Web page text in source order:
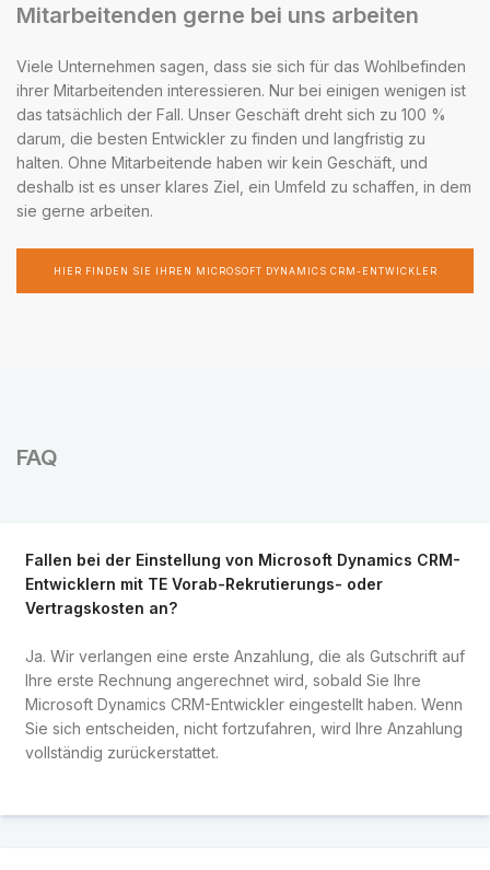
Mitarbeitenden gerne bei uns arbeiten
Viele Unternehmen sagen, dass sie sich für das Wohlbefinden
ihrer Mitarbeitenden interessieren. Nur bei einigen wenigen ist
das tatsächlich der Fall. Unser Geschäft dreht sich zu 100 %
darum, die besten Entwickler zu finden und langfristig zu
halten. Ohne Mitarbeitende haben wir kein Geschäft, und
deshalb ist es unser klares Ziel, ein Umfeld zu schaffen, in dem
sie gerne arbeiten.
HIER FINDEN SIE IHREN MICROSOFT DYNAMICS CRM-ENTWICKLER
FAQ
Fallen bei der Einstellung von Microsoft Dynamics CRM-
Entwicklern mit TE Vorab-Rekrutierungs- oder
Vertragskosten an?
Ja. Wir verlangen eine erste Anzahlung, die als Gutschrift auf
Ihre erste Rechnung angerechnet wird, sobald Sie Ihre
Microsoft Dynamics CRM-Entwickler eingestellt haben. Wenn
Sie sich entscheiden, nicht fortzufahren, wird Ihre Anzahlung
vollständig zurückerstattet.